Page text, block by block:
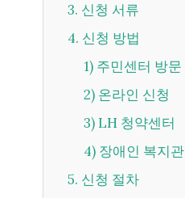
3. 신청 서류
4. 신청 방법
1) 주민센터 방문
2) 온라인 신청
3) LH 청약센터
4) 장애인 복지관
5. 신청 절차